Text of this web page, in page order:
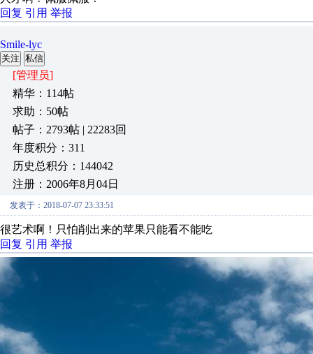
回复 引用 举报
Smile-lyc
关注 私信
[管理员]
精华：114帖
求助：50帖
帖子：2793帖 | 22283回
年度积分：311
历史总积分：144042
注册：2006年8月04日
发表于：2018-07-07 23:33:51
很艺术啊！只怕削出来的苹果只能看不能吃
回复 引用 举报